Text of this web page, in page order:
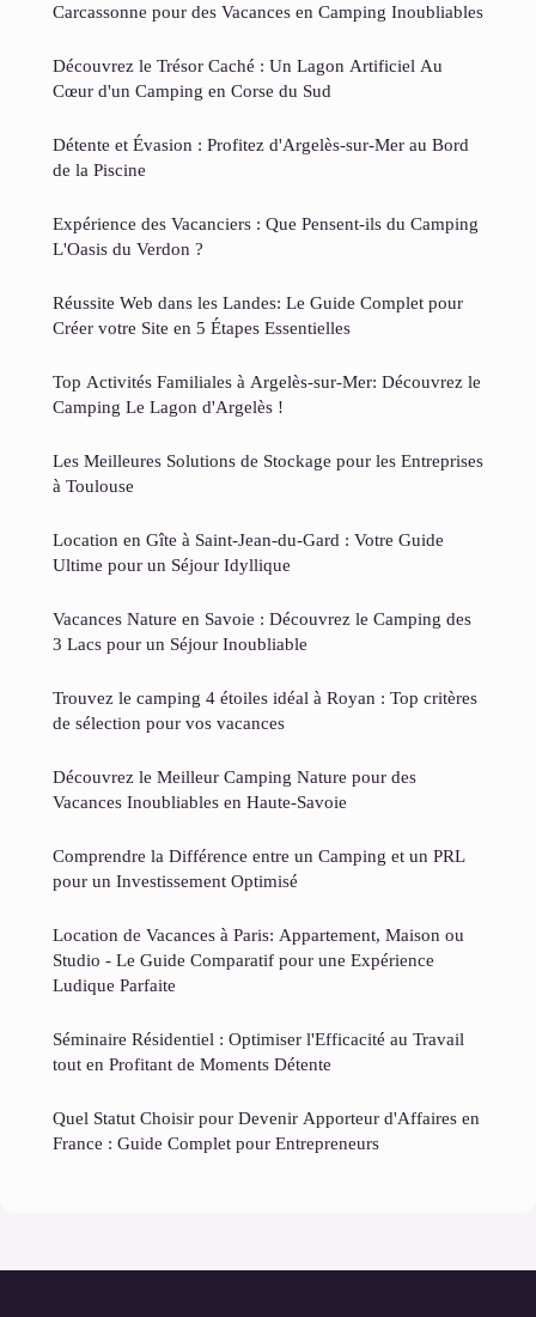
Carcassonne pour des Vacances en Camping Inoubliables
Découvrez le Trésor Caché : Un Lagon Artificiel Au
Cœur d'un Camping en Corse du Sud
Détente et Évasion : Profitez d'Argelès-sur-Mer au Bord
de la Piscine
Expérience des Vacanciers : Que Pensent-ils du Camping
L'Oasis du Verdon ?
Réussite Web dans les Landes: Le Guide Complet pour
Créer votre Site en 5 Étapes Essentielles
Top Activités Familiales à Argelès-sur-Mer: Découvrez le
Camping Le Lagon d'Argelès !
Les Meilleures Solutions de Stockage pour les Entreprises
à Toulouse
Location en Gîte à Saint-Jean-du-Gard : Votre Guide
Ultime pour un Séjour Idyllique
Vacances Nature en Savoie : Découvrez le Camping des
3 Lacs pour un Séjour Inoubliable
Trouvez le camping 4 étoiles idéal à Royan : Top critères
de sélection pour vos vacances
Découvrez le Meilleur Camping Nature pour des
Vacances Inoubliables en Haute-Savoie
Comprendre la Différence entre un Camping et un PRL
pour un Investissement Optimisé
Location de Vacances à Paris: Appartement, Maison ou
Studio - Le Guide Comparatif pour une Expérience
Ludique Parfaite
Séminaire Résidentiel : Optimiser l'Efficacité au Travail
tout en Profitant de Moments Détente
Quel Statut Choisir pour Devenir Apporteur d'Affaires en
France : Guide Complet pour Entrepreneurs